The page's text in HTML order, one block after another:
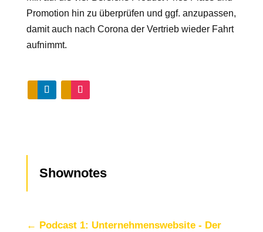
Promotion hin zu überprüfen und ggf. anzupassen,
damit auch nach Corona der Vertrieb wieder Fahrt
aufnimmt.
Shownotes
← Podcast 1: Unternehmenswebsite - Der